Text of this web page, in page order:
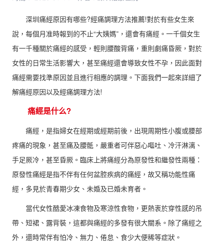
深圳痛經原因有哪些?經痛調理方法推薦!對於有些女生來
說，每個月准時報到的不止“大姨媽”，還會有痛經。一千個女生
有一千種關於痛經的感受，輕則腰酸背痛，重則劇痛昏厥，對於
女性的日常生活影響大，甚至痛經還會導致女性不孕，因此面對
痛經需要找準原因並且進行相應的調理。下面我們一起來詳細了
解痛經原因以及經痛調理方法!
痛經是什么?
痛經，是指婦女在經期或經期前後，出現周期性小腹或腰部
疼痛的現象，甚至痛及腰骶，嚴重者可伴惡心嘔吐、冷汗淋漓、
手足厥冷，甚至昏厥。臨床上將痛經分為原發性和繼發性兩種：
原發性痛經是指不伴有任何盆腔疾病的痛經，故又稱功能性痛
經，多見於青春期少女、未婚及已婚未育者。
當代女性酷愛冰凍食物及寒涼性食物，更熱衷於穿性感的吊
帶、短裙、露背裝，這都與痛經的多發有很大關系。除了痛經之
外，還時常伴有怕冷、無力、倦怠、食少大便稀等症狀。